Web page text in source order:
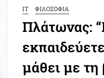
IT ΦΙΛΟΣΟΦΙΑ
Πλάτωνας:
μάθει με τη